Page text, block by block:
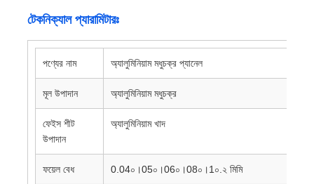
অ্যালুমিনিয়াম প্লেট
অ্যালুমিনিয়াম বৃত্ত
রঙ লেপযুক্ত অ্যালুমিনিয়াম কয়েল
অ্যালুমিনিয়াম কয়েল
টেকনিক্যাল প্যারামিটারঃ
পণ্যের নাম অ্যালুমিনিয়াম মধুচক্র প্যানেল
মূল উপাদান অ্যালুমিনিয়াম মধুচক্র
ফেইস শীট
উপাদান
অ্যালুমিনিয়াম খাদ
ফয়েল বেধ 0.04০।05০।06০।08০।1০.২ মিমি